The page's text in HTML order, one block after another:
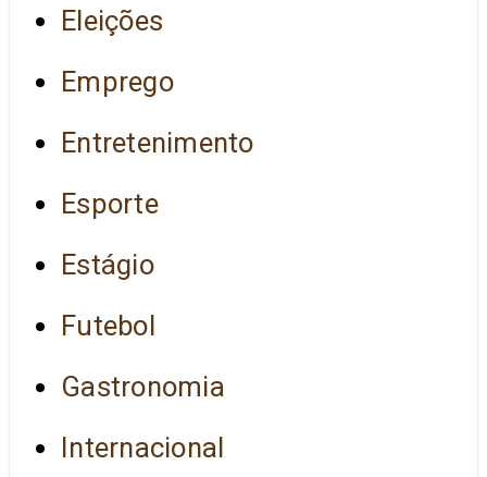
Eleições
Emprego
Entretenimento
Esporte
Estágio
Futebol
Gastronomia
Internacional